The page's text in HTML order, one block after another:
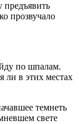
прозвучало
по шпалам.
ли в этих местах
темнеть
свете